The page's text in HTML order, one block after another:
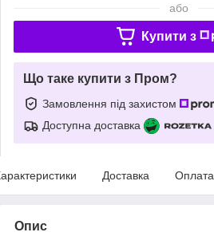
або
Купити з
Що таке купити з Пром?
Замовлення під захистом
Доступна доставка
Доставка Оплата
Опис